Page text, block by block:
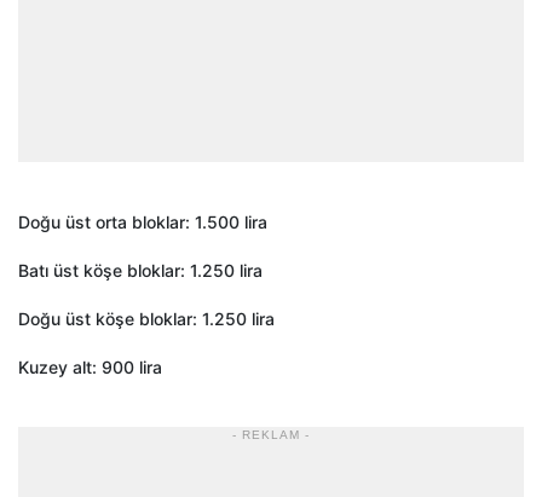
Doğu üst orta bloklar: 1.500 lira
Batı üst köşe bloklar: 1.250 lira
Doğu üst köşe bloklar: 1.250 lira
Kuzey alt: 900 lira
- REKLAM -